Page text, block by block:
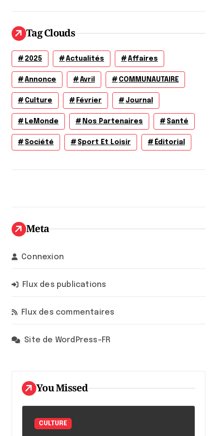
Tag Clouds
2025 Actualités Affaires
Annonce Avril COMMUNAUTAIRE
Culture Février Journal
LeMonde Nos Partenaires Santé
Société Sport Et Loisir Éditorial
Meta
Connexion
Flux des publications
Flux des commentaires
Site de WordPress-FR
You Missed
CULTURE